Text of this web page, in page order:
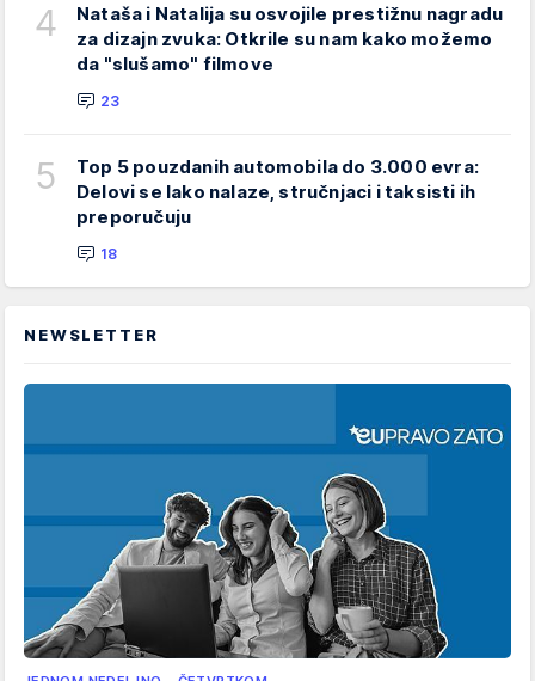
4
Nataša i Natalija su osvojile prestižnu nagradu
za dizajn zvuka: Otkrile su nam kako možemo
da "slušamo" filmove
23
5
Top 5 pouzdanih automobila do 3.000 evra:
Delovi se lako nalaze, stručnjaci i taksisti ih
preporučuju
18
NEWSLETTER